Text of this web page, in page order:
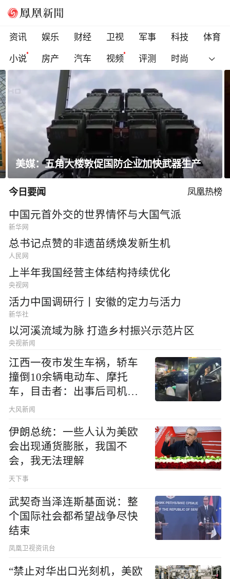
资讯 娱乐 财经 卫视 军事 科技
体育
小说
房产 汽车 视频 评测 时尚
美媒：五角大楼敦促国防企业加快武器生产
今日要闻 凤凰热榜
中国元首外交的世界情怀与大国气派
新华网
总书记点赞的非遗苗绣焕发新生机
人民网
上半年我国经营主体结构持续优化
央视网
活力中国调研行丨安徽的定力与活力
新华社
以河溪流域为脉 打造乡村振兴示范片区
央视新闻
江西一夜市发生车祸，轿车
撞倒10余辆电动车、摩托
车，目击者：出事后司机一
直坐车里
大风新闻
伊朗总统：一些人认为美欧
会出现通货膨胀，我国不
会，我无法理解
天下事
武契奇当泽连斯基面说：整
个国际社会都希望战争尽快
结束
凤凰卫视资讯台
“禁止对华出口光刻机，美欧